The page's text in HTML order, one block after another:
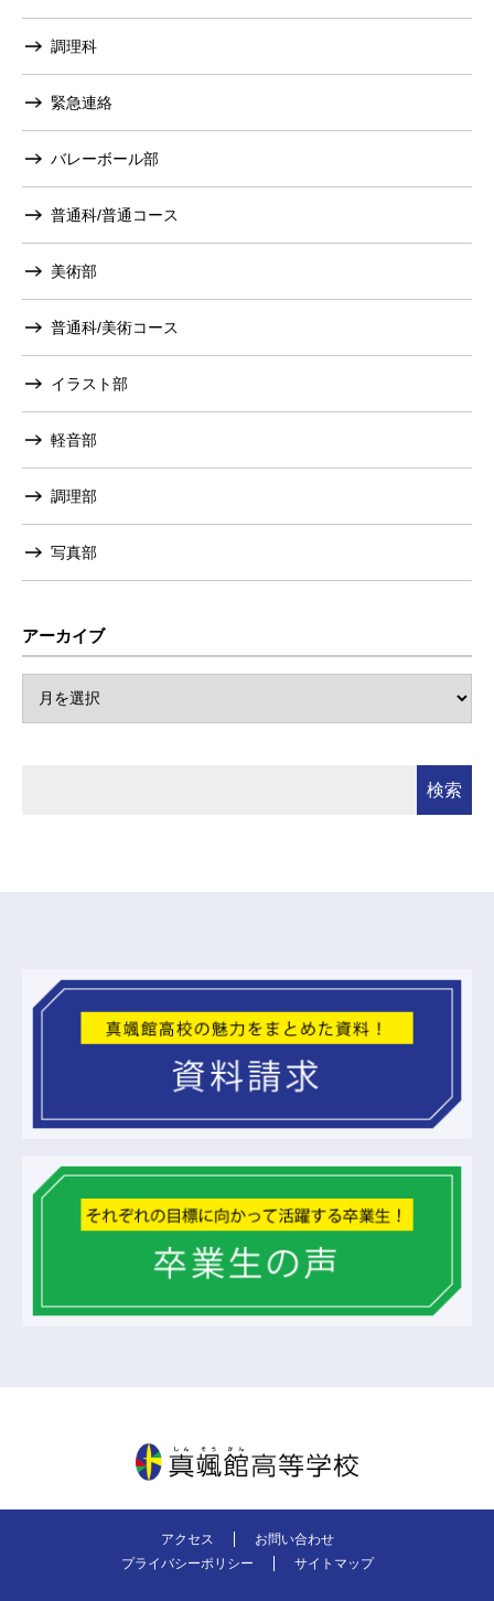
調理科
緊急連絡
バレーボール部
普通科/普通コース
美術部
普通科/美術コース
イラスト部
軽音部
調理部
写真部
アーカイブ
アクセス
お問い合わせ
プライバシーポリシー
サイトマップ